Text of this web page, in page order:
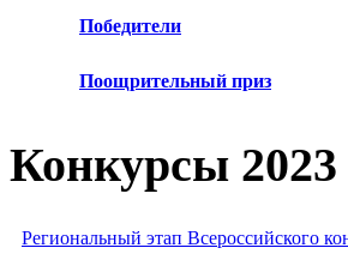
Победители
Поощрительный приз
Конкурсы 2023
Региональный этап Всероссийского